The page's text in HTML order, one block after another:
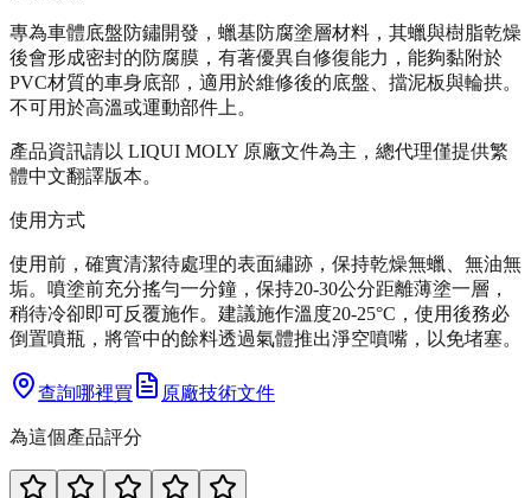
專為車體底盤防鏽開發，蠟基防腐塗層材料，其蠟與樹脂乾燥
後會形成密封的防腐膜，有著優異自修復能力，能夠黏附於
PVC材質的車身底部，適用於維修後的底盤、擋泥板與輪拱。
不可用於高溫或運動部件上。
產品資訊請以 LIQUI MOLY 原廠文件為主，總代理僅提供繁
體中文翻譯版本。
使用方式
使用前，確實清潔待處理的表面繡跡，保持乾燥無蠟、無油無
垢。噴塗前充分搖勻一分鐘，保持20-30公分距離薄塗一層，
稍待冷卻即可反覆施作。建議施作溫度20-25°C，使用後務必
倒置噴瓶，將管中的餘料透過氣體推出淨空噴嘴，以免堵塞。
查詢哪裡買 原廠技術文件
為這個產品評分